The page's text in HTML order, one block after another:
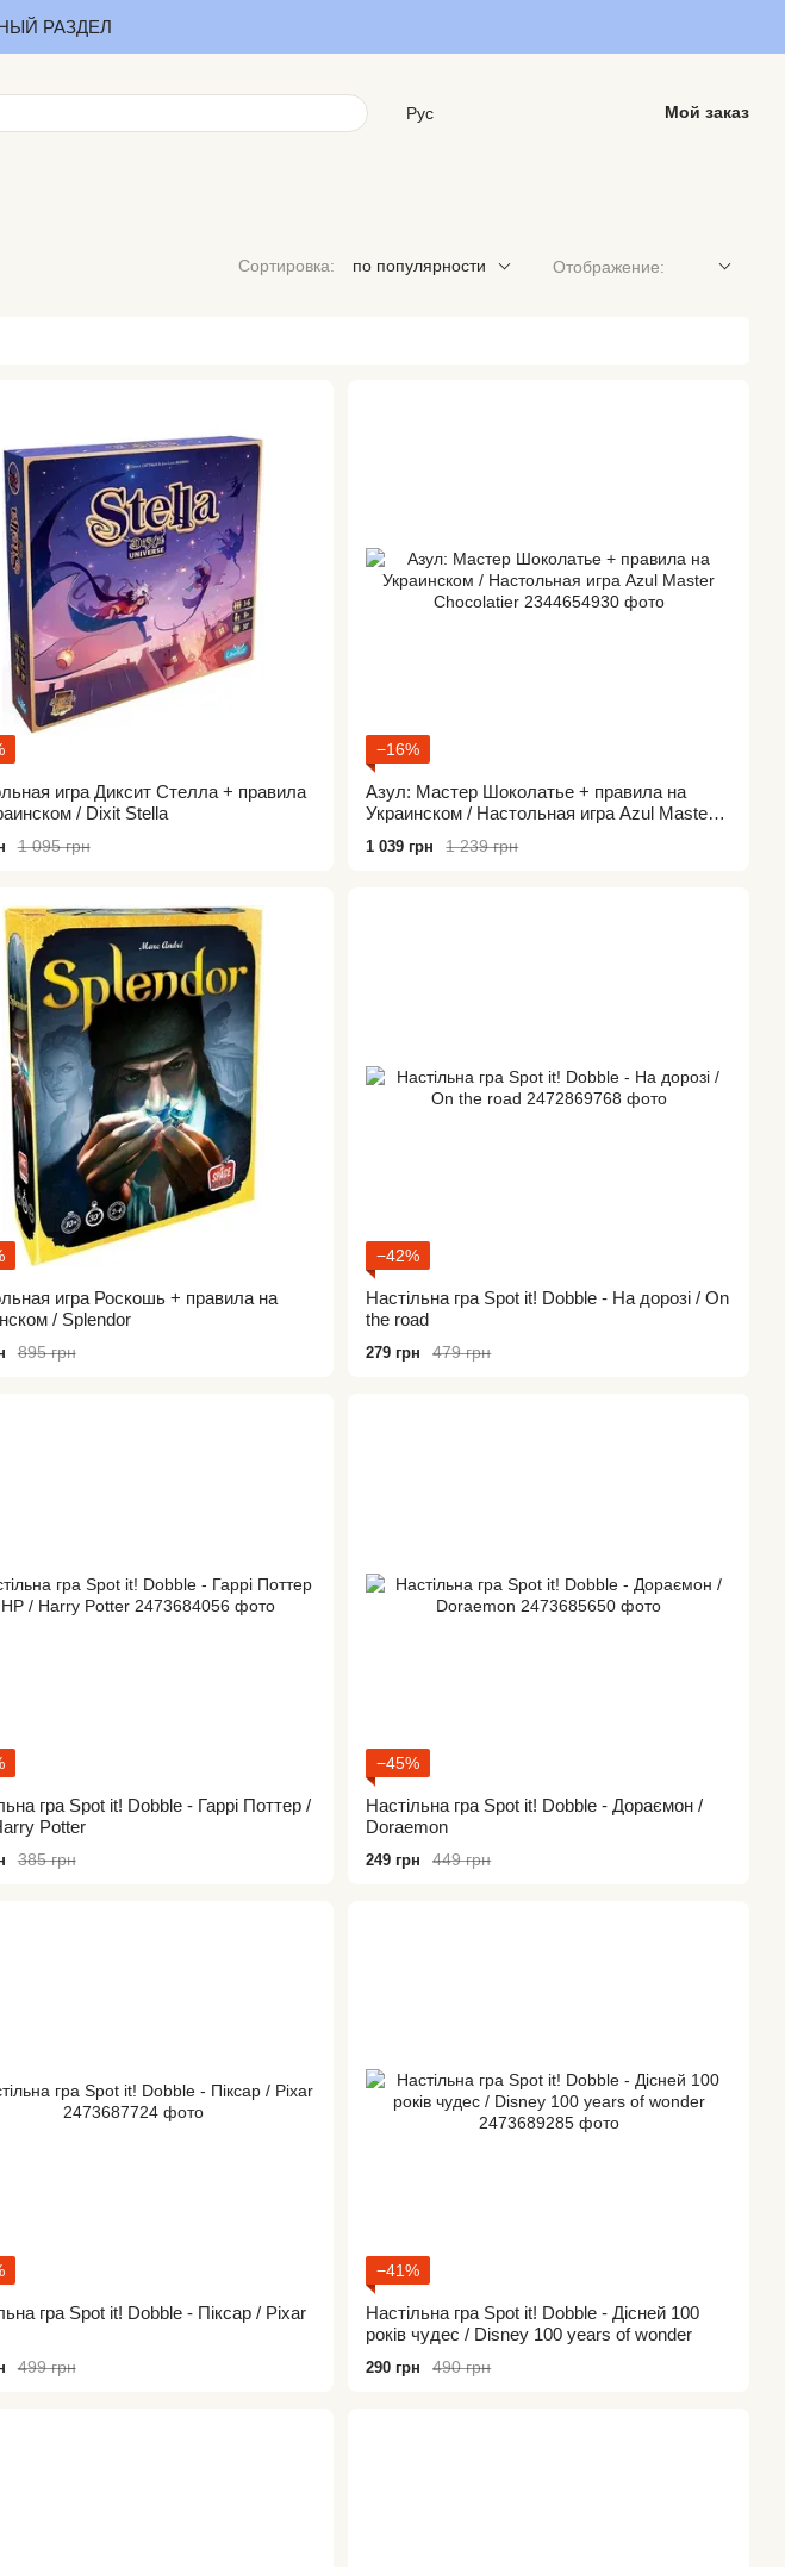
РАЗДЕЛ
Рус Мой заказ
Сортировка: по популярности Отображение:
игра Диксит Стелла + правила
/ Dixit Stella
1 095 грн
−16%
Азул: Мастер Шоколатье + правила на
Украинском / Настольная игра Azul Master
1 239 грн
1 039 грн
игра Роскошь + правила на
/ Splendor
895 грн
−42%
Настільна гра Spot it! Dobble - На дорозі / On
the road
479 грн
279 грн
гра Spot it! Dobble - Гаррі Поттер /
Potter
385 грн
−45%
Настільна гра Spot it! Dobble - Дораємон /
Doraemon
449 грн
249 грн
гра Spot it! Dobble - Піксар / Pixar
499 грн
−41%
Настільна гра Spot it! Dobble - Дісней 100
років чудес / Disney 100 years of wonder
490 грн
290 грн